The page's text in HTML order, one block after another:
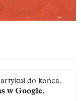
do końca.
w Google.